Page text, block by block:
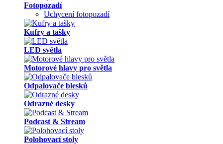
Fotopozadí
Uchycení fotopozadí
Kufry a tašky
LED světla
Motorové hlavy pro světla
Odpalovače blesků
Odrazné desky
Podcast & Stream
Polohovací stoly